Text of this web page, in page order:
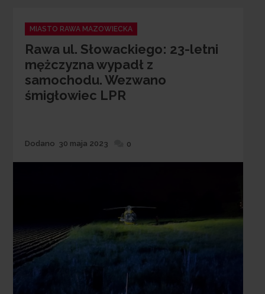
Categories
MIASTO RAWA MAZOWIECKA
Rawa ul. Słowackiego: 23-letni
mężczyzna wypadł z
samochodu. Wezwano
śmigłowiec LPR
Dodane
Dodano 30 maja 2023 0